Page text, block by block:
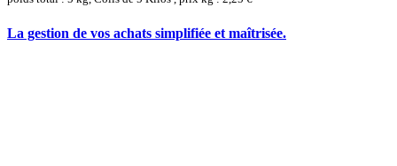
La gestion de vos achats simplifiée et maîtrisée.